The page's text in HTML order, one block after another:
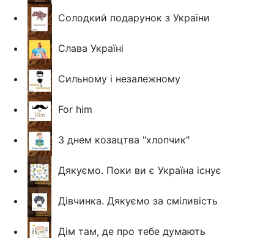
Солодкий подарунок з України
Слава Україні
Сильному і незалежному
For him
З днем козацтва "хлопчик"
Дякуємо. Поки ви є Україна існує
Дівчинка. Дякуємо за сміливість
Дім там, де про тебе думають